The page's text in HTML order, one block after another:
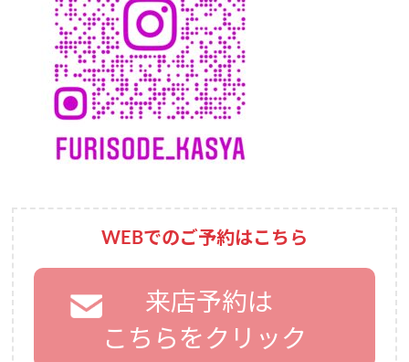
WEBでのご予約はこちら
来店予約は
こちらをクリック